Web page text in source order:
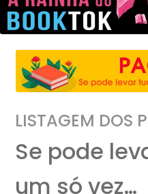
LISTAGEM DOS
Se pode
um só vez…